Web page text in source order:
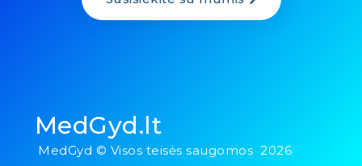
MedGyd.lt
MedGyd © Visos teisės saugomos 2026